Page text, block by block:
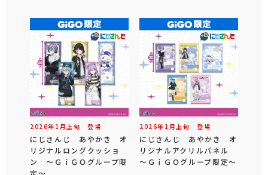
2026年 1 月 上旬 登場
にじさんじ あやかき オ
リジナルロングクッショ
ン ～ＧｉＧＯグループ限
2026年 1 月 上旬 登場
にじさんじ あやかき オ
リジナルアクリルパネル
～ＧｉＧＯグループ限定～